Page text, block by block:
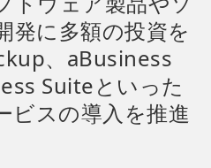
発に多額の投資を
、aBusiness
Suiteといった
ビスの導入を推進